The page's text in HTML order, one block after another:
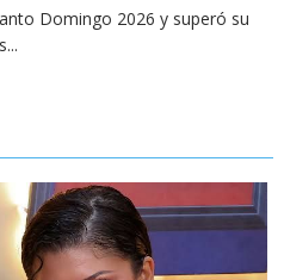
Domingo 2026 y superó su